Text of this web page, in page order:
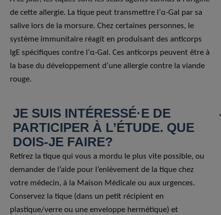
de cette allergie. La tique peut transmettre l’α-Gal par sa
salive lors de la morsure. Chez certaines personnes, le
système immunitaire réagit en produisant des anticorps
IgE spécifiques contre l’α-Gal. Ces anticorps peuvent être à
la base du développement d’une allergie contre la viande
rouge.
JE SUIS INTÉRESSÉ·E DE
PARTICIPER À L’ÉTUDE. QUE
DOIS-JE FAIRE?
Retirez la tique qui vous a mordu le plus vite possible, ou
demander de l’aide pour l’enlèvement de la tique chez
votre médecin, à la Maison Médicale ou aux urgences.
Conservez la tique (dans un petit récipient en
plastique/verre ou une enveloppe hermétique) et